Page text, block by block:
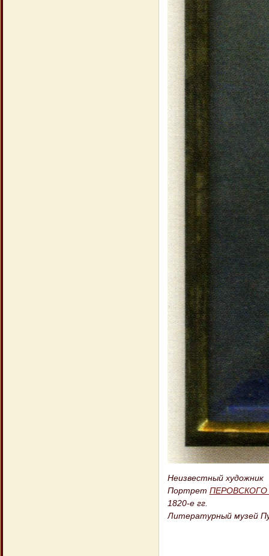
Неизвестный художник
Портрет ПЕРОВСКОГО
1820-е гг.
Литературный музей